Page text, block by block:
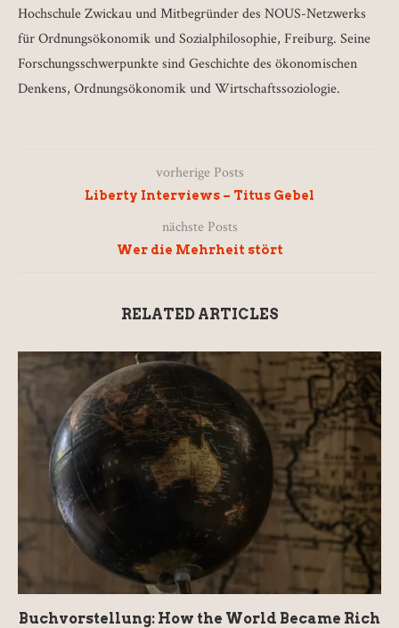
Hochschule Zwickau und Mitbegründer des NOUS-Netzwerks
für Ordnungsökonomik und Sozialphilosophie, Freiburg. Seine
Forschungsschwerpunkte sind Geschichte des ökonomischen
Denkens, Ordnungsökonomik und Wirtschaftssoziologie.
vorherige Posts
Liberty Interviews – Titus Gebel
nächste Posts
Wer die Mehrheit stört
RELATED ARTICLES
Buchvorstellung: How the World Became Rich